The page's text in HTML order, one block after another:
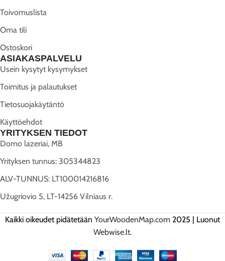
Toivomuslista
Oma tili
Ostoskori
ASIAKASPALVELU
Usein kysytyt kysymykset
Toimitus ja palautukset
Tietosuojakäytäntö
Käyttöehdot
YRITYKSEN TIEDOT
Domo lazeriai, MB
Yrityksen tunnus: 305344823
ALV-TUNNUS: LT100014216816
Užugriovio 5, LT-14256 Vilniaus r.
Kaikki oikeudet pidätetään YourWoodenMap.com 2025 | Luonut
Webwise.lt.